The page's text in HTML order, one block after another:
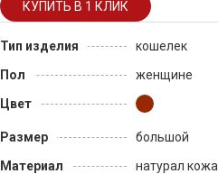
Тип изделия
кошелек
Пол
женщине
Цвет
Размер
большой
Материал
натурал кожа